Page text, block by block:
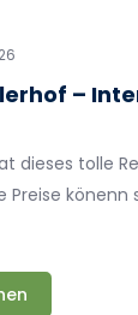
–
dieses tolle
Preise könenn